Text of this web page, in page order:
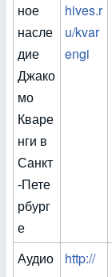
ное
насле
дие
Джако
мо
Кваре
нги в
Санкт
-Пете
рбург
е
hives.r
u/kvar
engi
Аудио
http://